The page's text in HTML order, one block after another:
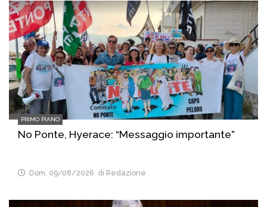
PRIMO PIANO
No Ponte, Hyerace: “Messaggio importante”
Dom, 09/08/2026 di Redazione